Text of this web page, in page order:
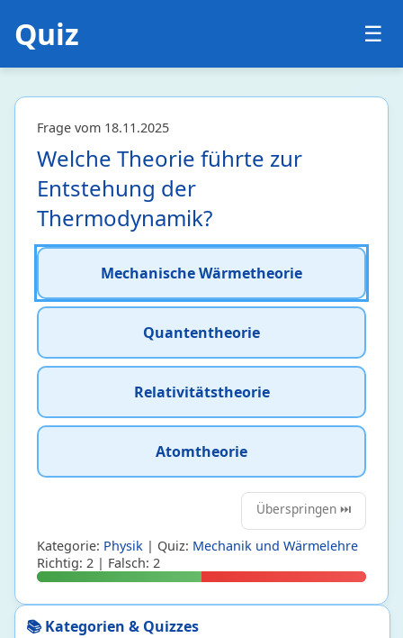
Quiz ☰
📚 Kategorien & Quizzes
Frage vom 18.11.2025
Welche Theorie führte zur
Entstehung der
Thermodynamik?
Mechanische Wärmetheorie
Quantentheorie
Relativitätstheorie
Atomtheorie
Überspringen ⏭️
Kategorie: Physik | Quiz: Mechanik und Wärmelehre
Richtig: 2 | Falsch: 2